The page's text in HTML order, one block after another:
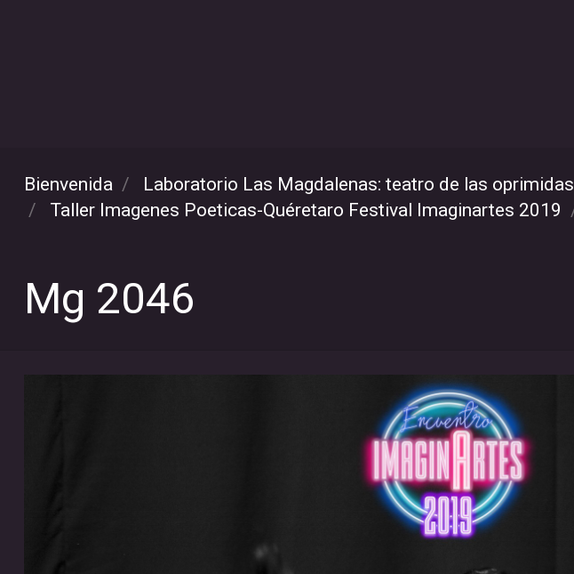
Bienvenida
Laboratorio Las Magdalenas: teatro de las oprimidas
Taller Imagenes Poeticas-Quéretaro Festival Imaginartes 2019
Mg 2046